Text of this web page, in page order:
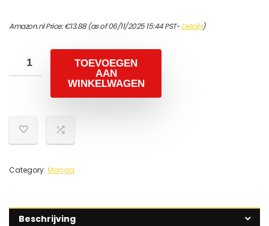
Amazon.nl Price:€13.88(as of 06/11/2025 15:44 PST-Details)
TOEVOEGEN
AAN
WINKELWAGEN
Category: Manga
Beschrijving